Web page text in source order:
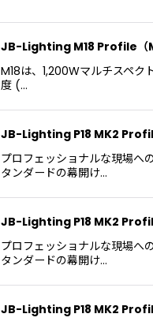
JB-Lighting M18 Profile（
M18は、1,200Wマルチスペ
度 (…
JB-Lighting P18 MK2 Profile
プロフェッショナルな現場へ
タンダードの幕開け…
JB-Lighting P18 MK2 Profile
プロフェッショナルな現場へ
タンダードの幕開け…
JB-Lighting P18 MK2